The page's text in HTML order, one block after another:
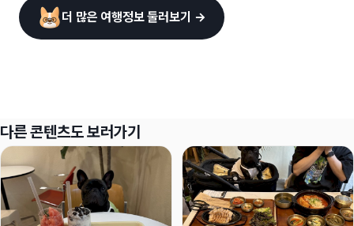
더 많은 여행정보 둘러보기 →
다른 콘텐츠도 보러가기